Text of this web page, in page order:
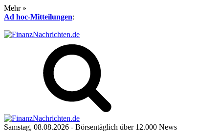
Mehr »
Ad hoc-Mitteilungen:
Samstag, 08.08.2026 - Börsentäglich über 12.000 News